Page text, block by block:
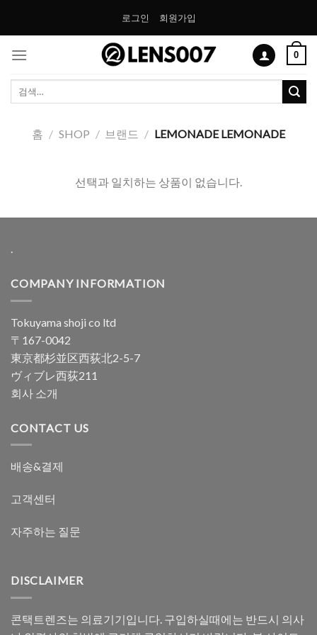
로그인 회원가입
0
색:
홈 / SHOP / 브랜드 / LEMONADE LEMONADE
선택과 일치하는 상품이 없습니다.
.
COMPANY INFORMATION
Tokuyama shoji co ltd
〒167-0042
東京都杉並区西荻北2-5-7
ヴィブレ西荻211
회사 소개
CONTACT US
배송&결제
고객센터
자주하는 질문
DISCLAIMER
콘택트렌즈는 의료기기입니다. 구입하실때에는 반드시 의사